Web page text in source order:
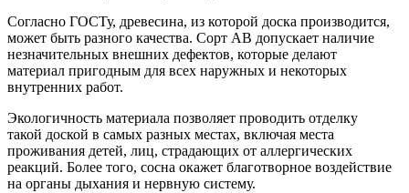
Согласно ГОСТу, древесина, из которой доска производится,
может быть разного качества. Сорт АВ допускает наличие
незначительных внешних дефектов, которые делают
материал пригодным для всех наружных и некоторых
внутренних работ.
Экологичность материала позволяет проводить отделку
такой доской в самых разных местах, включая места
проживания детей, лиц, страдающих от аллергических
реакций. Более того, сосна окажет благотворное воздействие
на органы дыхания и нервную систему.